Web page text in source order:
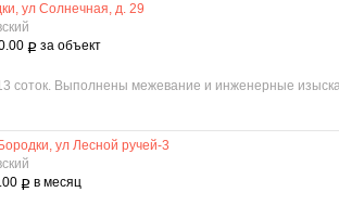
ул Солнечная, д. 29
Р за объект
соток. Выполнены межевание и инженерные
Бородки, ул Лесной ручей-3
Р в месяц